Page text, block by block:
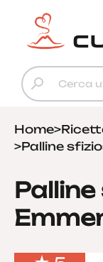
Home>
>Palline